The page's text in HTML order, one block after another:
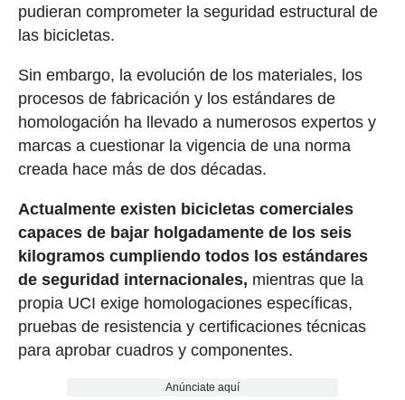
pudieran comprometer la seguridad estructural de
las bicicletas.
Sin embargo, la evolución de los materiales, los
procesos de fabricación y los estándares de
homologación ha llevado a numerosos expertos y
marcas a cuestionar la vigencia de una norma
creada hace más de dos décadas.
Actualmente existen bicicletas comerciales
capaces de bajar holgadamente de los seis
kilogramos cumpliendo todos los estándares
de seguridad internacionales, mientras que la
propia UCI exige homologaciones específicas,
pruebas de resistencia y certificaciones técnicas
para aprobar cuadros y componentes.
Anúnciate aquí